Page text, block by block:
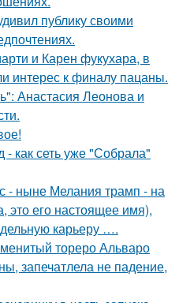
публику своими
и Карен фукухара, в
интерес к финалу пацаны.
Анастасия Леонова и
- как сеть уже "Собрала"
- ныне Мелания трамп - на
это его настоящее имя),
карьеру ….
тореро Альваро
запечатлела не падение,